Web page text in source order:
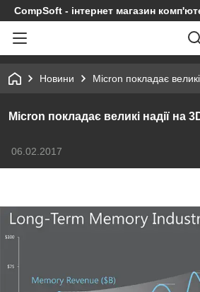
CompSoft - інтернет магазин
Новини Micron покладає
Micron покладає великі надії на
06.02.2017